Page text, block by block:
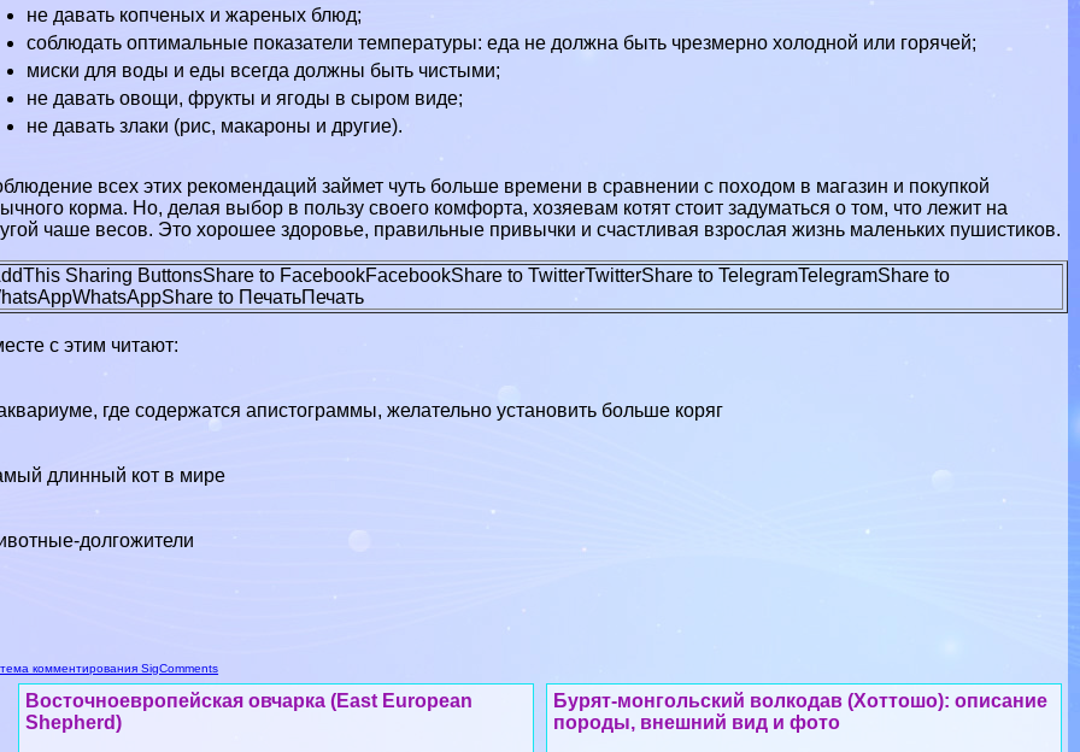
не давать копченых и жареных блюд;
соблюдать оптимальные показатели температуры: еда не должна быть чрезмерно холодной или горячей;
миски для воды и еды всегда должны быть чистыми;
не давать овощи, фрукты и ягоды в сыром виде;
не давать злаки (рис, макароны и другие).
всех этих рекомендаций займет чуть больше времени в сравнении с походом в магазин и покупкой
корма. Но, делая выбор в пользу своего комфорта, хозяевам котят стоит задуматься о том, что лежит на
чаше весов. Это хорошее здоровье, правильные привычки и счастливая взрослая жизнь маленьких пушистиков.
Sharing ButtonsShare to FacebookFacebookShare to TwitterTwitterShare to TelegramTelegramShare to
WhatsAppShare to ПечатьПечать
с этим читают:
где содержатся апистограммы, желательно установить больше коряг
длинный кот в мире
долгожители
комментирования SigComments
Бурят-монгольский волкодав (Хоттошо): описание
породы, внешний вид и фото
Восточноевропейская овчарка (East European
Shepherd)